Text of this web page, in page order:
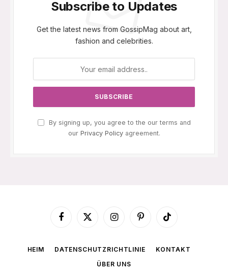
Subscribe to Updates
Get the latest news from GossipMag about art,
fashion and celebrities.
By signing up, you agree to the our terms and
our Privacy Policyagreement.
Facebook
X
InstagramPinterestTikTok
HEIM DATENSCHUTZRICHTLINIE
KONTAKT
ÜBER UNS